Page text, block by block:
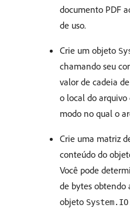
documento PDF
de uso.
Crie um objeto
chamando seu
valor de cadeia
o local do
modo no qual o
Crie uma matriz
conteúdo do
Você pode
de bytes obtendo
objeto